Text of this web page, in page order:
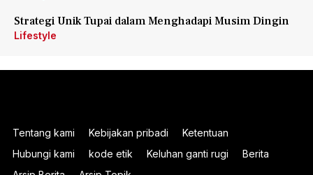
Strategi Unik Tupai dalam Menghadapi Musim Dingin
Lifestyle
Tentang kami Kebijakan pribadi
Ketentuan
Hubungi kami
kode etik Keluhan ganti rugi
Berita